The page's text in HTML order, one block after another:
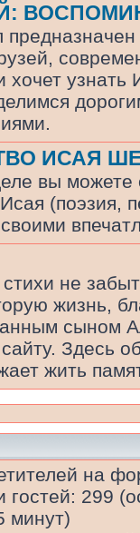
хочет
ИСАЯ
вы можете
(поэзия,
не
жизнь,
сыном
Здесь
жить
на
гостей: 299
минут)